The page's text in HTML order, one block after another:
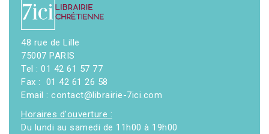
48 rue de Lille
75007 PARIS
Tel : 01 42 61 57 77
Fax : 01 42 61 26 58
Email : contact@librairie-7ici.com
Horaires d'ouverture :
Du lundi au samedi de 11h00 à 19h00